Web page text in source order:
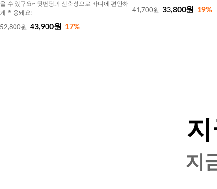
을 수 있구요~ 뒷밴딩과 신축성으로 바디에 편안하
게 착용돼요!
52,800원 43,900원 17%
41,700원 33,800원 19%
지